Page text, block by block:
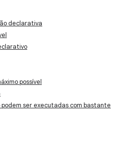
declarativa
possível
podem ser executadas com bastante